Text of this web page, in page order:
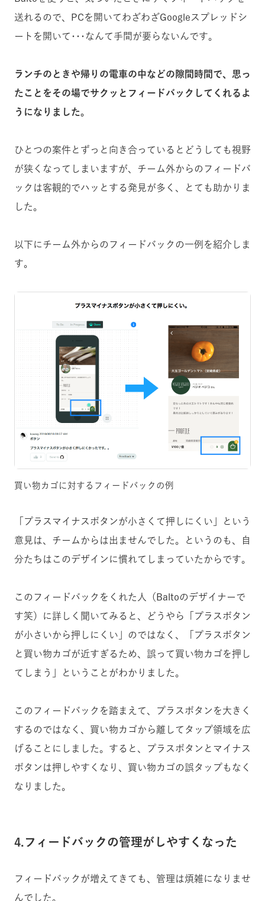
送れるので、PCを開いてわざわざGoogleスプレッドシ
ートを開いて･･･なんて手間が要らないんです。
ランチのときや帰りの電車の中などの隙間時間で、思っ
たことをその場でサクッとフィードバックしてくれるよ
うになりました。
ひとつの案件とずっと向き合っているとどうしても視野
が狭くなってしまいますが、チーム外からのフィードバ
ックは客観的でハッとする発見が多く、とても助かりま
した。
以下にチーム外からのフィードバックの一例を紹介しま
す。
買い物カゴに対するフィードバックの例
「プラスマイナスボタンが小さくて押しにくい」という
意見は、チームからは出ませんでした。というのも、自
分たちはこのデザインに慣れてしまっていたからです。
このフィードバックをくれた人（Baltoのデザイナーで
す笑）に詳しく聞いてみると、どうやら「プラスボタン
が小さいから押しにくい」のではなく、「プラスボタン
と買い物カゴが近すぎるため、誤って買い物カゴを押し
てしまう」ということがわかりました。
このフィードバックを踏まえて、プラスボタンを大きく
するのではなく、買い物カゴから離してタップ領域を広
げることにしました。すると、プラスボタンとマイナス
ボタンは押しやすくなり、買い物カゴの誤タップもなく
なりました。
4.フィードバックの管理がしやすくなった
フィードバックが増えてきても、管理は煩雑になりませ
んでした。